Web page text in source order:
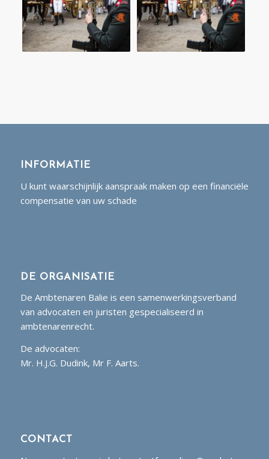
INFORMATIE
U kunt waarschijnlijk aanspraak maken op een financiële
compensatie van uw schade
DE ORGANISATIE
De Ambtenaren Balie is een samenwerkingsverband
van advocaten en juristen gespecialiseerd in
ambtenarenrecht.
De advocaten:
Mr. H.J.G. Dudink, Mr F. Aarts.
CONTACT